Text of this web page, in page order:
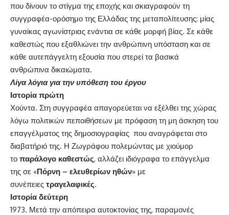
που δίνουν το στίγμα της εποχής και σκιαγραφούν τη
συγγραφέα-ορόσημο της Ελλάδας της μεταπολίτευσης: μίας
γυναίκας αγωνίστριας ενάντια σε κάθε μορφή βίας. Σε κάθε
καθεστώς που εξαθλιώνει την ανθρώπινη υπόσταση και σε
κάθε αυτεπάγγελτη εξουσία που στερεί τα βασικά
ανθρώπινα δικαιώματα.
Λίγα λόγια για την υπόθεση του έργου
Ιστορία πρώτη
Χούντα. Στη συγγραφέα απαγορεύεται να εξέλθει της χώρας
λόγω πολιτικών πεποιθήσεων με πρόφαση τη μη άσκηση του
επαγγέλματος της δημοσιογραφίας που αναγράφεται στο
διαβατήριό της. Η Ζωγράφου πολεμώντας με χιούμορ
το παράλογο καθεστώς, αλλάζει ιδιόγραφα το επάγγελμα
της σε «Πόρνη – ελευθερίων ηθών» με
συνέπειες τραγελαφικές.
Ιστορία δεύτερη
Μετά την απόπειρα αυτοκτονίας της, παραμονές